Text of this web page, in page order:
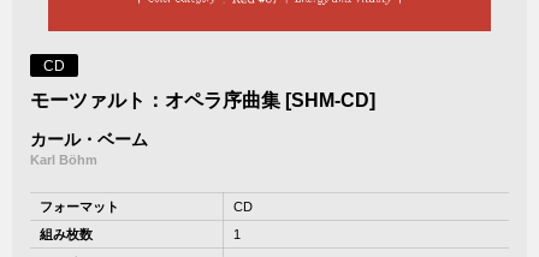
CD
モーツァルト：オペラ序曲集 [SHM-CD]
カール・ベーム
Karl Böhm
フォーマット
CD
組み枚数
1